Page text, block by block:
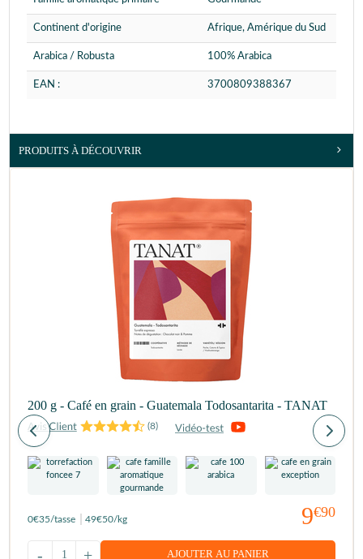
Continent d'origine Afrique, Amérique du Sud
Arabica / Robusta 100% Arabica
EAN : 3700809388367
PRODUITS À DÉCOUVRIR
200 g - Café en grain - Guatemala Todosantarita - TANAT
(8)
9€90
0€35/tasse 49€50/kg
+
- AJOUTER AU PANIER